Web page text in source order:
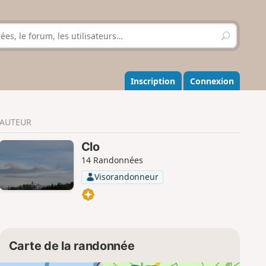
R
e
h
e
r
r
Inscription Connexion
AUTEUR
Clo
14 Randonnées
Visorandonneur
Carte de la randonnée